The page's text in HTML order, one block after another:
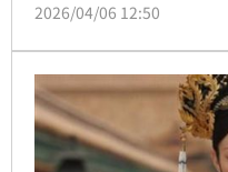
出除名處分。李貞秀昨
《後宮甄嬛傳》的主角
貞秀」，鈕祜祿以前就
難，變得很有權謀，「
2026/04/06 12:50